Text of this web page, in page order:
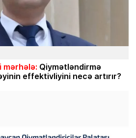
Qiymətləndirmə
effektivliyini necə artırır?